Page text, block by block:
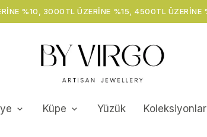
Küpe Yüzük Koleksiyonlar